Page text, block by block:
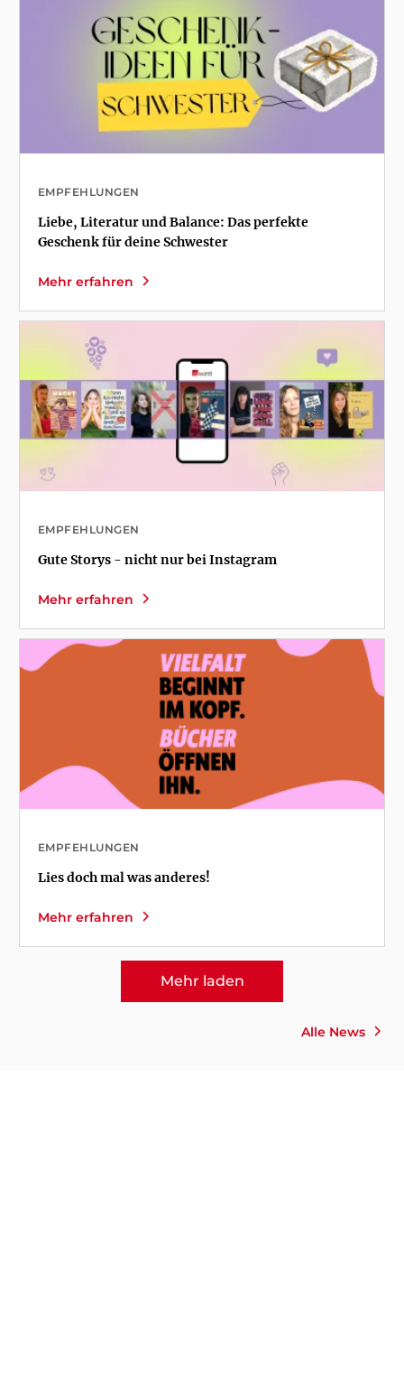
Alle News
EMPFEHLUNGEN
Liebe, Literatur und Balance: Das perfekte
Geschenk für deine Schwester
Mehr erfahren
EMPFEHLUNGEN
Gute Storys - nicht nur bei Instagram
Mehr erfahren
EMPFEHLUNGEN
Lies doch mal was anderes!
Mehr erfahren
Mehr laden